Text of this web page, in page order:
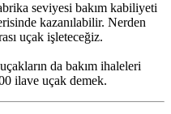
seviyesi bakım kabiliyeti
kazanılabilir. Nerden
uçak işleteceğiz.
da bakım ihaleleri
ilave uçak demek.